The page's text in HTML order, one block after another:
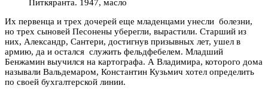
Питкяранта. 1947, масло
Их первенца и трех дочерей еще младенцами унесли болезни,
но трех сыновей Песонены уберегли, вырастили. Старший из
них, Александр, Сантери, достигнув призывных лет, ушел в
армию, да и остался служить фельдфебелем. Младший
Бенжамин выучился на картографа. А Владимира, которого дома
называли Вальдемаром, Константин Кузьмич хотел определить
по своей бухгалтерской линии.